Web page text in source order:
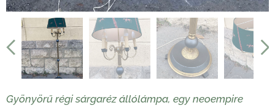
Gyönyörű régi sárgaréz állólámpa, egy neoempire